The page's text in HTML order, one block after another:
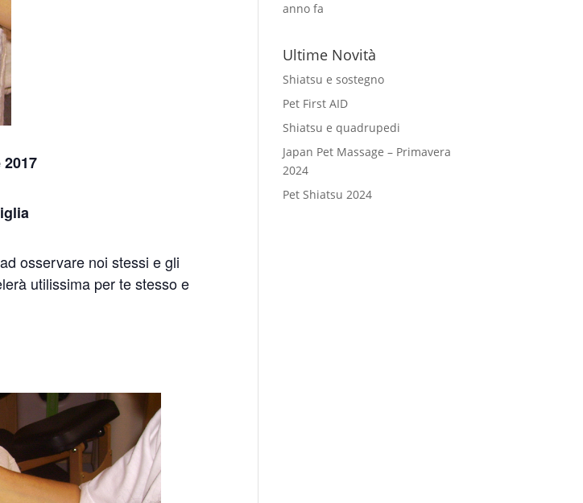
osservare noi stessi e gli
utilissima per te stesso e
anno fa
Ultime Novità
Shiatsu e sostegno
Pet First AID
Shiatsu e quadrupedi
Japan Pet Massage – Primavera
2024
Pet Shiatsu 2024